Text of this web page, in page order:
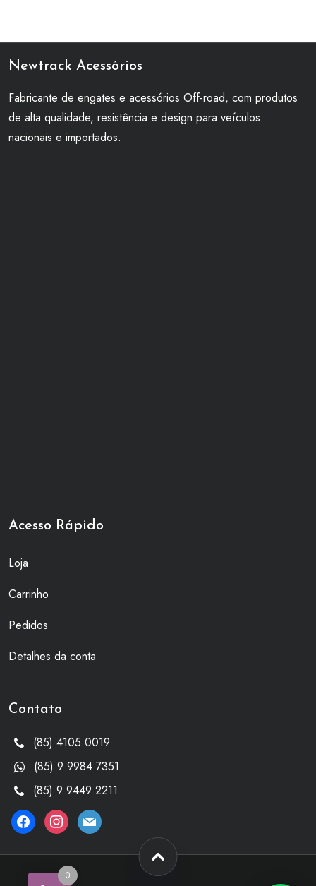
Newtrack Acessórios
Fabricante de engates e acessórios Off-road, com produtos
de alta qualidade, resistência e design para veículos
nacionais e importados.
Acesso Rápido
Loja
Carrinho
Pedidos
Detalhes da conta
Contato
(85) 4105 0019
(85) 9 9984 7351
(85) 9 9449 2211
facebookinstagram
mail
0